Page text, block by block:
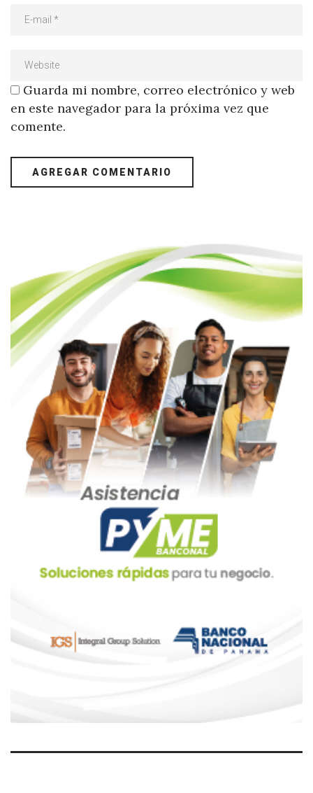
Guarda mi nombre, correo electrónico y web
en este navegador para la próxima vez que
comente.